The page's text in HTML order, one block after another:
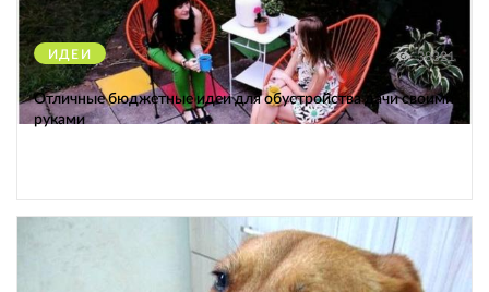
ИДЕИ 38321
Отличные бюджетные идеи для обустройства дачи своими
руками